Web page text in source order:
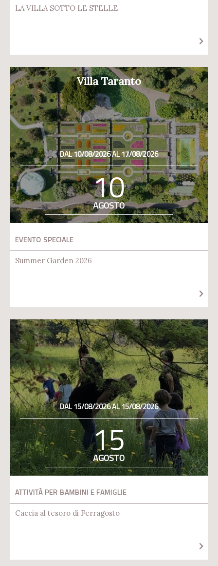
LA VILLA SOTTO LE STELLE
Villa Taranto
DAL 10/08/2026 AL 17/08/2026
10
AGOSTO
EVENTO SPECIALE
Summer Garden 2026
DAL 15/08/2026 AL 15/08/2026
15
AGOSTO
ATTIVITÀ PER BAMBINI E FAMIGLIE
Caccia al tesoro di Ferragosto